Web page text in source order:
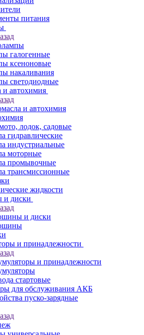
питания
галогенные
ксеноновые
накаливания
светодиодные
и автохимия
и автохимия
лодок, садовые
гидравлические
индустриальные
моторные
промывочные
трансмиссионные
жидкости
диски
и диски
и принадлежности
и принадлежности
стартовые
для обслуживания АКБ
пуско-зарядные